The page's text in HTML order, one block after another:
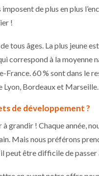
de plus en plus
!
tous âges. La plus jeune
correspond à la
France. 60 % sont dans le
Bordeaux et Marseille.
de développement ?
grandir ! Chaque année,
Mais nous préférons
peut être difficile de passer